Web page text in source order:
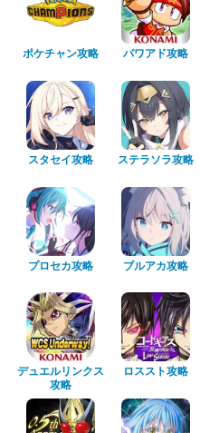
ポケチャン攻略 パワアド攻略
スタセイ攻略 ステラソラ攻略
プロセカ攻略 ブルアカ攻略
デュエルリンクス
攻略
ロススト攻略